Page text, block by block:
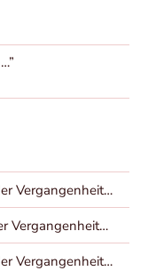
Vergangenheit…
Vergangenheit…
Vergangenheit…